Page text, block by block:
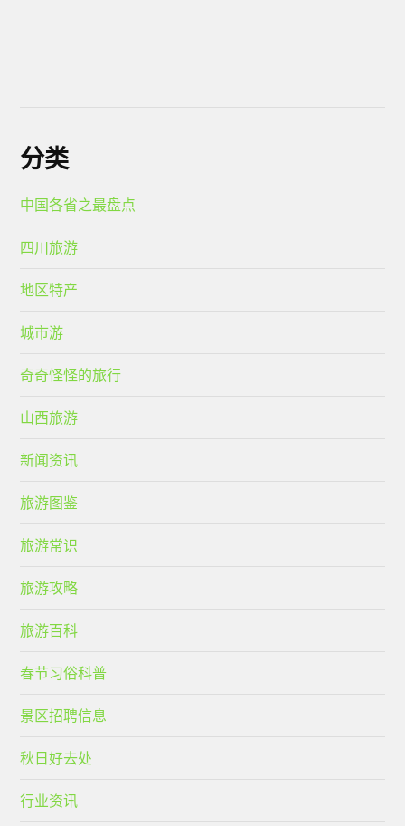
分类
中国各省之最盘点
四川旅游
地区特产
城市游
奇奇怪怪的旅行
山西旅游
新闻资讯
旅游图鉴
旅游常识
旅游攻略
旅游百科
春节习俗科普
景区招聘信息
秋日好去处
行业资讯